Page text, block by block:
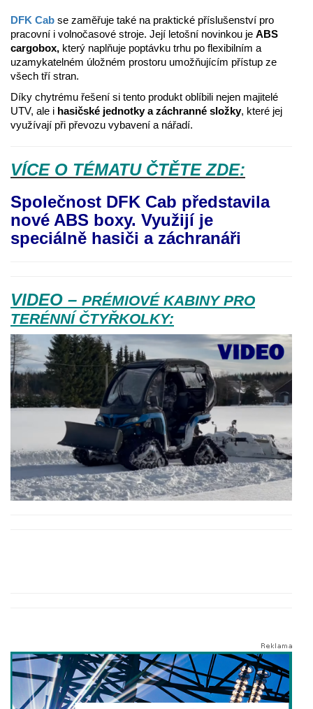
DFK Cab se zaměřuje také na praktické příslušenství pro
pracovní i volnočasové stroje. Její letošní novinkou je ABS
cargobox, který naplňuje poptávku trhu po flexibilním a
uzamykatelném úložném prostoru umožňujícím přístup ze
všech tří stran.
Díky chytrému řešení si tento produkt oblíbili nejen majitelé
UTV, ale i hasičské jednotky a záchranné složky, které jej
využívají při převozu vybavení a nářadí.
VÍCE O TÉMATU ČTĚTE ZDE:
Společnost DFK Cab představila
nové ABS boxy. Využijí je
speciálně hasiči a záchranáři
VIDEO – PRÉMIOVÉ KABINY PRO
TERÉNNÍ ČTYŘKOLKY: